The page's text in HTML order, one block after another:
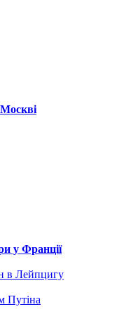
у Франції
в Лейпцигу
Путіна